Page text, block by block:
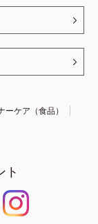
ーケア（食品）
ト